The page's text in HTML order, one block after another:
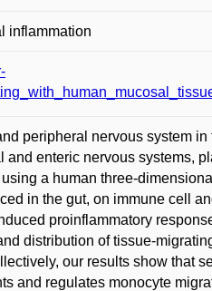
inflammation
peripheral nervous system
enteric nervous systems,
a human three-
in the gut, on immune cell
proinflammatory
distribution of tissue-
our results show that
and regulates monocyte